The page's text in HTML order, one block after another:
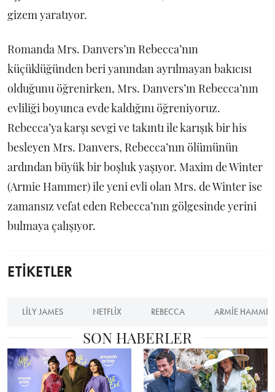
gizem yaratıyor.
Romanda Mrs. Danvers’ın Rebecca’nın
küçüklüğünden beri yanından ayrılmayan bakıcısı
olduğunu öğrenirken, Mrs. Danvers’ın Rebecca’nın
evliliği boyunca evde kaldığını öğreniyoruz.
Rebecca’ya karşı sevgi ve takıntı ile karışık bir his
besleyen Mrs. Danvers, Rebecca’nın ölümünün
ardından büyük bir boşluk yaşıyor. Maxim de Winter
(Armie Hammer) ile yeni evli olan Mrs. de Winter ise
zamansız vefat eden Rebecca’nın gölgesinde yerini
bulmaya çalışıyor.
ETİKETLER
LILY JAMES NETFLIX REBECCA ARMIE HAMMER
SON HABERLER